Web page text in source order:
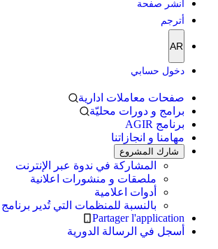
أنشر صفحة
أترجم
AR
دخول حسابي
صفحات معاملات ادارية
برامج و دورات محليّة
برنامج AGIR
مهامنا و انجازاتنا
شارك المشروع
المشاركة في ندوة عبر الإنترنت
ملصقات و منشورات اعلانية
أدوات اعلامية
بالنسبة للمنظمات التي تُدير برنامج AGIR
Partager l'application
أسجل في الرسالة الدورية